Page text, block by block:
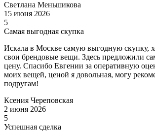
Светлана Меньшикова
15 июня 2026
5
Самая выгодная скупка
Искала в Москве самую выгодную скупку,
свои брендовые вещи. Здесь предложили
цену. Спасибо Евгении за оперативную
моих вещей, ценой я довольная, могу
подругам!
Ксения Череповская
2 июня 2026
5
Успешная сделка